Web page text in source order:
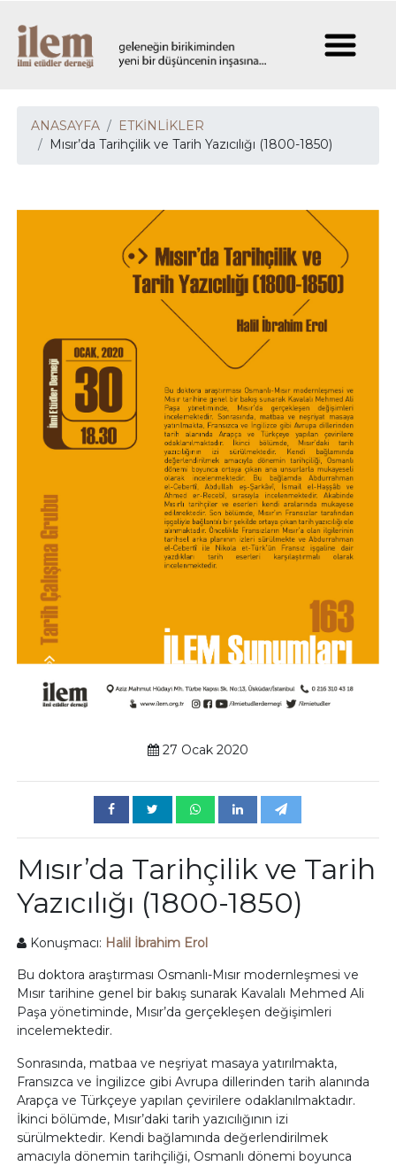
ANASAYFA
ETKİNLİKLER
Mısır’da Tarihçilik ve Tarih Yazıcılığı (1800-1850)
27 Ocak 2020
Mısır’da Tarihçilik ve Tarih
Yazıcılığı (1800-1850)
Konuşmacı: Halil İbrahim Erol
Bu doktora araştırması Osmanlı-Mısır modernleşmesi ve
Mısır tarihine genel bir bakış sunarak Kavalalı Mehmed Ali
Paşa yönetiminde, Mısır’da gerçekleşen değişimleri
incelemektedir.
Sonrasında, matbaa ve neşriyat masaya yatırılmakta,
Fransızca ve İngilizce gibi Avrupa dillerinden tarih alanında
Arapça ve Türkçeye yapılan çevirilere odaklanılmaktadır.
İkinci bölümde, Mısır’daki tarih yazıcılığının izi
sürülmektedir. Kendi bağlamında değerlendirilmek
amacıyla dönemin tarihçiliği, Osmanlı dönemi boyunca